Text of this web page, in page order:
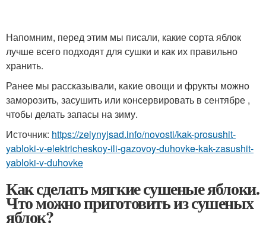
Напомним, перед этим мы писали, какие сорта яблок
лучше всего подходят для сушки и как их правильно
хранить.
Ранее мы рассказывали, какие овощи и фрукты можно
заморозить, засушить или консервировать в сентябре ,
чтобы делать запасы на зиму.
Источник: https://zelynyjsad.info/novosti/kak-prosushit-
yabloki-v-elektricheskoy-ili-gazovoy-duhovke-kak-zasushit-
yabloki-v-duhovke
Как сделать мягкие сушеные яблоки.
Что можно приготовить из сушеных
яблок?